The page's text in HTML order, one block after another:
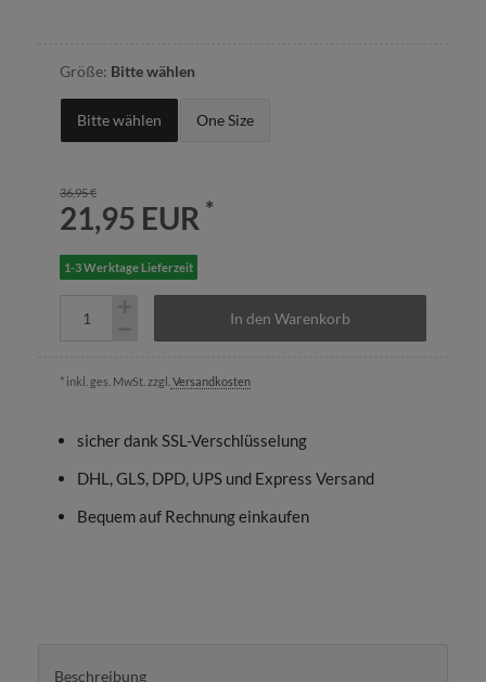
Größe: Bitte wählen
Bitte wählen One Size
36,95 €
21,95 EUR *
1-3 Werktage Lieferzeit
In den Warenkorb
* inkl. ges. MwSt. zzgl. Versandkosten
sicher dank SSL-Verschlüsselung
DHL, GLS, DPD, UPS und Express Versand
Bequem auf Rechnung einkaufen
Beschreibung